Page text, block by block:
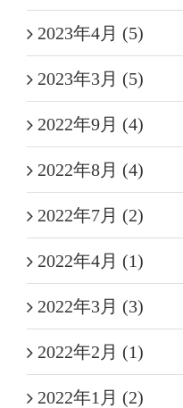
2023年4月 (5)
2023年3月 (5)
2022年9月 (4)
2022年8月 (4)
2022年7月 (2)
2022年4月 (1)
2022年3月 (3)
2022年2月 (1)
2022年1月 (2)